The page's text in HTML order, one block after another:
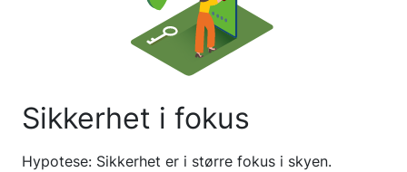
Sikkerhet i fokus
Hypotese: Sikkerhet er i større fokus i skyen.